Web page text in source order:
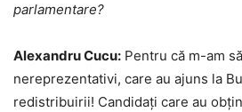
parlamentare?
Alexandru Cucu: Pentru că m-am
nereprezentativi, care au ajuns la
redistribuirii! Candidați care au